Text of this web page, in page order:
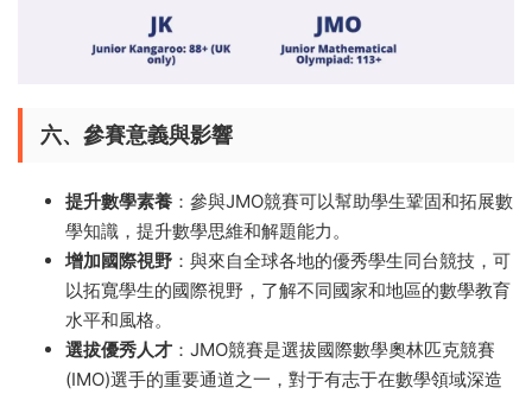
六、參賽意義與影響
提升數學素養 ：參與JMO競賽可以幫助學生鞏固和拓展數
學知識，提升數學思維和解題能力。
增加國際視野 ：與來自全球各地的優秀學生同台競技，可
以拓寬學生的國際視野，了解不同國家和地區的數學教育
水平和風格。
選拔優秀人才 ：JMO競賽是選拔國際數學奧林匹克競賽
(IMO)選手的重要通道之一，對于有志于在數學領域深造